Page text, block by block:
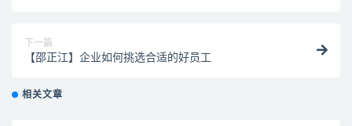
下一篇
【邵正江】企业如何挑选合适的好员工
相关文章